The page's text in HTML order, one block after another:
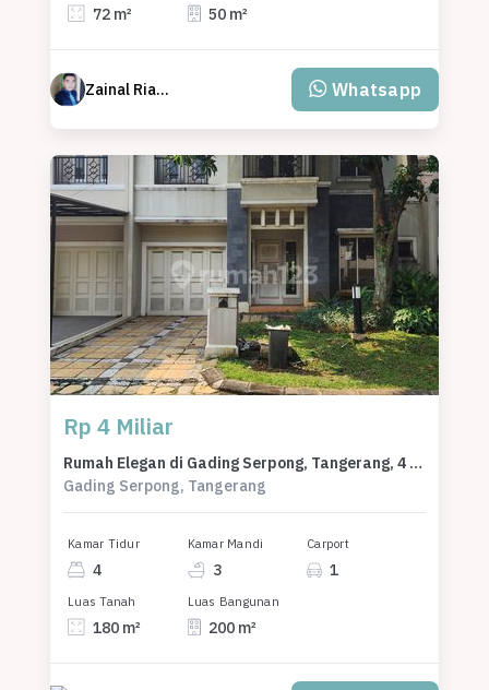
72 m² 50 m²
Zainal Riadi ( ARI ) Whatsapp
Rp 4 Miliar
Rumah Elegan di Gading Serpong, Tangerang, 4 KT, LT 180m²
Gading Serpong, Tangerang
Kamar Tidur
4
Kamar Mandi
3
Carport
1
Luas Tanah
180 m²
Luas Bangunan
200 m²